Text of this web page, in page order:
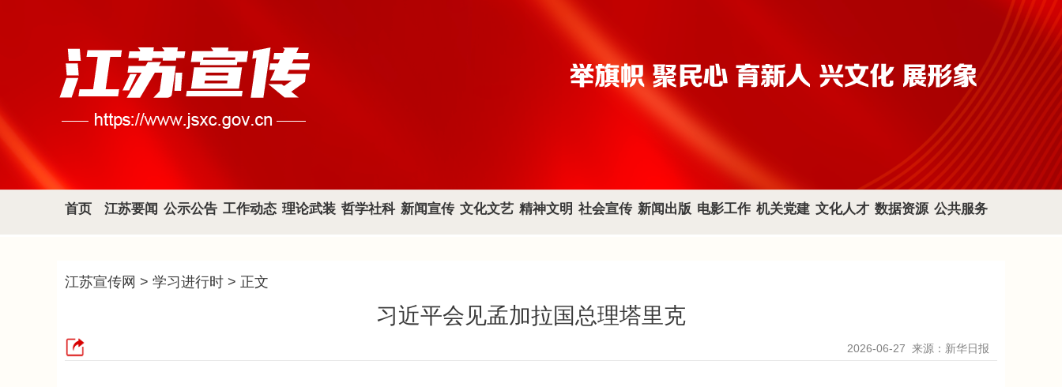
首页 江苏要闻 公示公告 工作动态 理论武装 哲学社科 新闻宣传 文化文艺 精神文明 社会宣传 新闻出版 电影工作 机关党建 文化人才 数据资源 公共服务
江苏宣传网 > 学习进行时 > 正文
习近平会见孟加拉国总理塔里克
2026-06-27 来源：新华日报